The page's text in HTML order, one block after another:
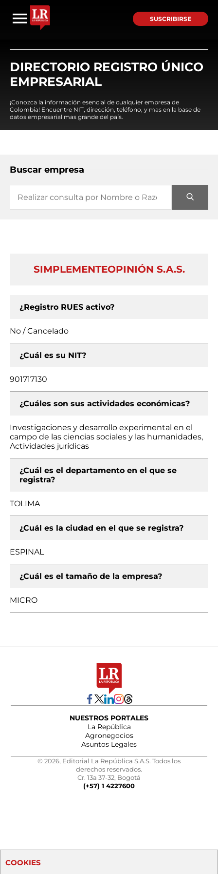
SUSCRIBIRSE
DIRECTORIO REGISTRO ÚNICO
EMPRESARIAL
¡Conozca la información esencial de cualquier empresa de
Colombia! Encuentre NIT, dirección, teléfono, y mas en la base de
datos empresarial mas grande del país.
Buscar empresa
SIMPLEMENTEOPINIÓN S.A.S.
¿Registro RUES activo?
No / Cancelado
¿Cuál es su NIT?
901717130
¿Cuáles son sus actividades económicas?
Investigaciones y desarrollo experimental en el
campo de las ciencias sociales y las humanidades,
Actividades jurídicas
¿Cuál es el departamento en el que se
registra?
TOLIMA
¿Cuál es la ciudad en el que se registra?
ESPINAL
¿Cuál es el tamaño de la empresa?
MICRO
NUESTROS PORTALES
La República
Agronegocios
Asuntos Legales
© 2026, Editorial La República S.A.S. Todos los
derechos reservados.
Cr. 13a 37-32, Bogotá
(+57) 1 4227600
COOKIES